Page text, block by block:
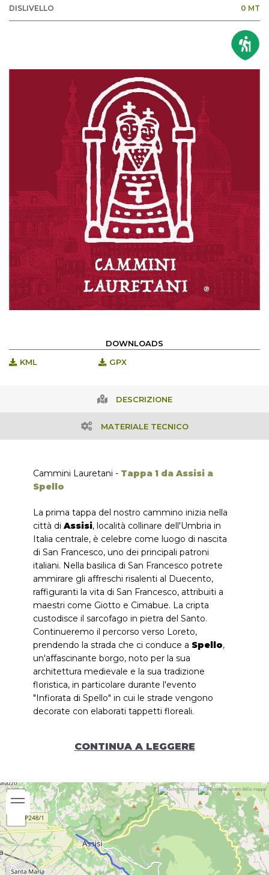
DISLIVELLO 0 MT
DOWNLOADS
KML
GPX
DESCRIZIONE
MATERIALE TECNICO
Cammini Lauretani - Tappa 1 da Assisi a
Spello
La prima tappa del nostro cammino inizia nella
città di Assisi, località collinare dell'Umbria in
Italia centrale, è celebre come luogo di nascita
di San Francesco, uno dei principali patroni
italiani. Nella basilica di San Francesco potrete
ammirare gli affreschi risalenti al Duecento,
raffiguranti la vita di San Francesco, attribuiti a
maestri come Giotto e Cimabue. La cripta
custodisce il sarcofago in pietra del Santo.
Continueremo il percorso verso Loreto,
prendendo la strada che ci conduce a Spello,
un'affascinante borgo, noto per la sua
architettura medievale e la sua tradizione
floristica, in particolare durante l'evento
"Infiorata di Spello" in cui le strade vengono
decorate con elaborati tappetti floreali.
Periodo consigliato:
Gennaio
Febbraio Marzo Aprile Maggio
Giugno
Luglio
Agosto Settembre Ottobre
Novembre
Dicembre
CONTINUA A LEGGERE